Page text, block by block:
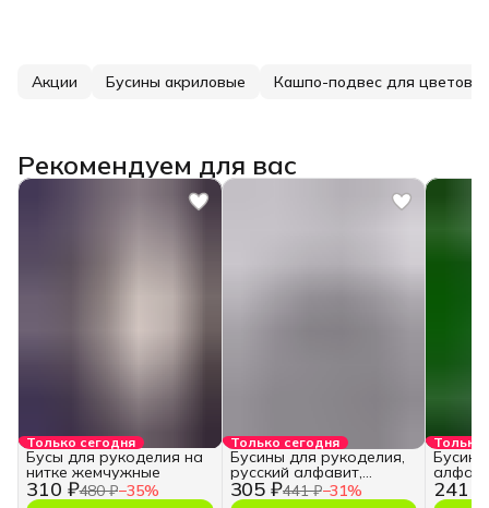
Акции Бусины акриловые Кашпо-подвес для цветов
Рекомендуем для вас
Только сегодня
310 ₽480 ₽−35%
Бусы для рукоделия на
нитке жемчужные
Только сегодня
305 ₽441 ₽−31%
Бусины для рукоделия,
русский алфавит,
кубики
Только
241 ₽